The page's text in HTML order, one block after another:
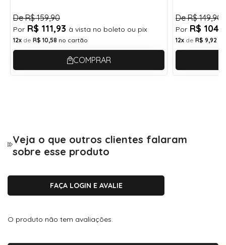
1- Flanela de pano - limpa lentes;
* Cores dos itens aleatórias.
Altura
4 cm
1,8 cm
DeR$ 159,90
Por R$ 111,93 à vista no boleto ou pix
12x de R$ 10,58 no cartão
COMPRAR
DeR$ 149,90
Por R$
12x de R$ 9,92
Veja o que outros clientes falaram
sobre esse produto
FAÇA LOGIN E AVALIE
O produto não tem avaliações.